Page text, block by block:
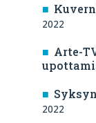
2022
Arte-
2022